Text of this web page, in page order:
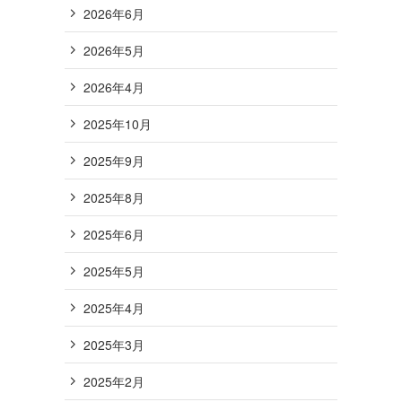
2026年6月
2026年5月
2026年4月
2025年10月
2025年9月
2025年8月
2025年6月
2025年5月
2025年4月
2025年3月
2025年2月